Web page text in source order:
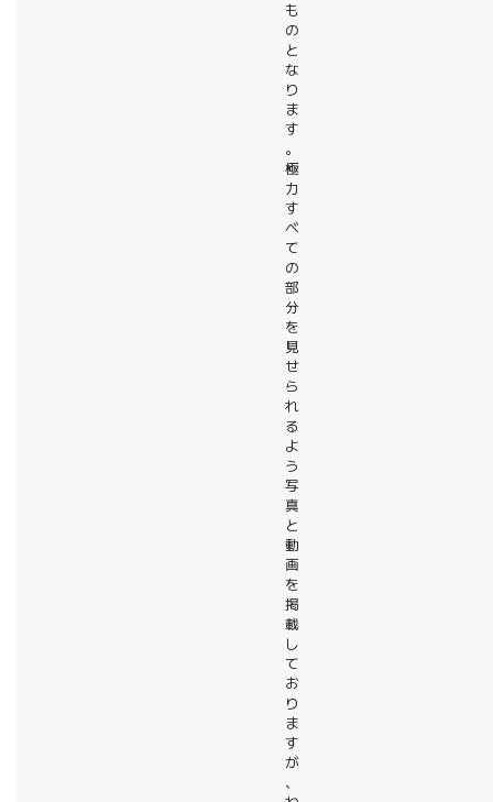
も
の
と
な
り
ま
す
。
極
力
す
べ
て
の
部
分
を
見
せ
ら
れ
る
よ
う
写
真
と
動
画
を
掲
載
し
て
お
り
ま
す
が
、